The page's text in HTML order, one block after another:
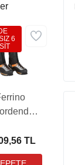
TL
6